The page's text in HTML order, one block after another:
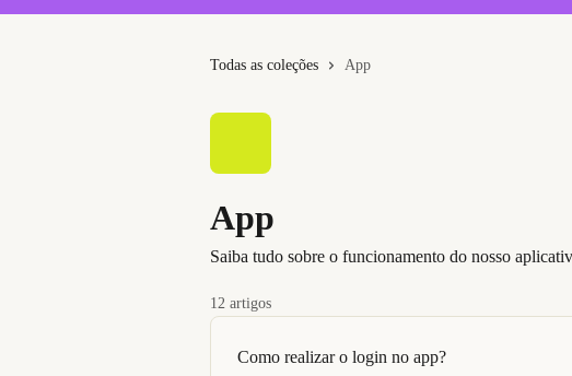
Todas as coleções App
App
Saiba tudo sobre o funcionamento do nosso
12 artigos
Como realizar o login no app?